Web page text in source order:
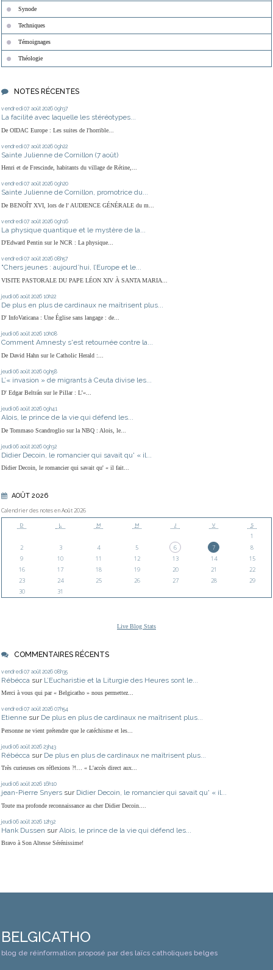
Synode
Techniques
Témoignages
Théologie
NOTES RÉCENTES
vendredi 07 août 2026 09h37
La facilité avec laquelle les stéréotypes...
De OIDAC Europe : Les suites de l'horrible...
vendredi 07 août 2026 09h22
Sainte Julienne de Cornillon (7 août)
Henri et de Frescinde, habitants du village de Rétine,...
vendredi 07 août 2026 09h20
Sainte Julienne de Cornillon, promotrice du...
De BENOÎT XVI, lors de l' AUDIENCE GÉNÉRALE du m...
vendredi 07 août 2026 09h16
La physique quantique et le mystère de la...
D'Edward Pentin sur le NCR : La physique...
vendredi 07 août 2026 08h57
"Chers jeunes : aujourd’hui, l’Europe et le...
VISITE PASTORALE DU PAPE LÉON XIV À SANTA MARIA...
jeudi 06 août 2026 10h22
De plus en plus de cardinaux ne maîtrisent plus...
D' InfoVaticana : Une Église sans langage : de...
jeudi 06 août 2026 10h08
Comment Amnesty s'est retournée contre la...
De David Hahn sur le Catholic Herald :...
jeudi 06 août 2026 09h58
L’« invasion » de migrants à Ceuta divise les...
D' Edgar Beltrán sur le Pillar : L’«...
jeudi 06 août 2026 09h41
Alois, le prince de la vie qui défend les...
De Tommaso Scandroglio sur la NBQ : Alois, le...
jeudi 06 août 2026 09h32
Didier Decoin, le romancier qui savait qu' « il...
Didier Decoin, le romancier qui savait qu' « il fait...
AOÛT 2026
Calendrier des notes en Août 2026
D L M M J V S
1
2
3 4 5 6 7
8
9
10 11 12 13 14
15
16
17 18 19 20 21
22
23
24 25 26 27 28
29
30
31
Live Blog Stats
COMMENTAIRES RÉCENTS
vendredi 07 août 2026 08h35
Rébécca sur L’Eucharistie et la Liturgie des Heures sont le...
Merci à vous qui par « Belgicatho » nous permettez...
vendredi 07 août 2026 07h54
Etienne sur De plus en plus de cardinaux ne maîtrisent plus...
Personne ne vient prétendre que le catéchisme et les...
jeudi 06 août 2026 23h43
Rébécca sur De plus en plus de cardinaux ne maîtrisent plus...
Très curieuses ces réflexions ?!… « L'accès direct aux...
jeudi 06 août 2026 16h10
jean-Pierre Snyers sur Didier Decoin, le romancier qui savait qu' « il...
Toute ma profonde reconnaissance au cher Didier Decoin....
jeudi 06 août 2026 12h32
Hank Dussen sur Alois, le prince de la vie qui défend les...
Bravo à Son Altesse Sérénissime!
BELGICATHO
blog de réinformation proposé par des laïcs catholiques belges